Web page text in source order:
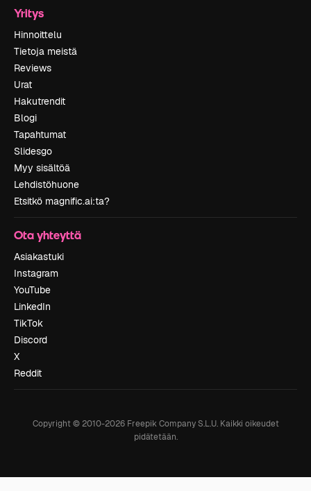
Yritys
Hinnoittelu
Tietoja meistä
Reviews
Urat
Hakutrendit
Blogi
Tapahtumat
Slidesgo
Myy sisältöä
Lehdistöhuone
Etsitkö magnific.ai:ta?
Ota yhteyttä
Asiakastuki
Instagram
YouTube
LinkedIn
TikTok
Discord
X
Reddit
Copyright © 2010-2026Freepik Company S.L.U. Kaikki oikeudet
pidätetään.